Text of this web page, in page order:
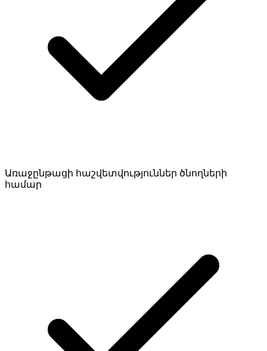
Առաջընթացի հաշվետվություններ ծնողների
համար